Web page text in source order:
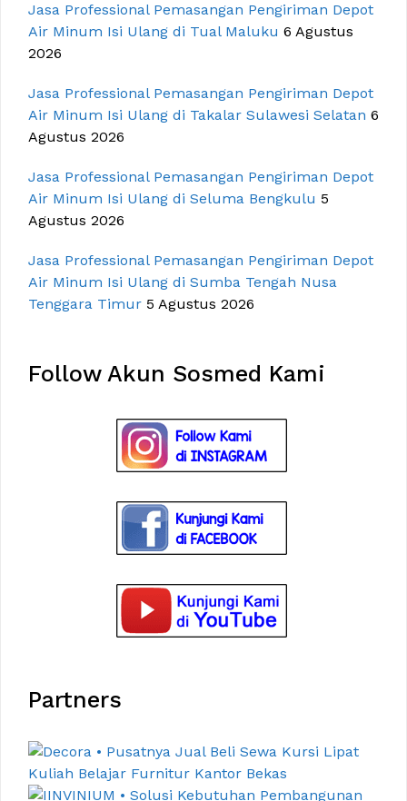
Jasa Professional Pemasangan Pengiriman Depot
Air Minum Isi Ulang di Tual Maluku 6 Agustus
2026
Jasa Professional Pemasangan Pengiriman Depot
Air Minum Isi Ulang di Takalar Sulawesi Selatan 6
Agustus 2026
Jasa Professional Pemasangan Pengiriman Depot
Air Minum Isi Ulang di Seluma Bengkulu 5
Agustus 2026
Jasa Professional Pemasangan Pengiriman Depot
Air Minum Isi Ulang di Sumba Tengah Nusa
Tenggara Timur 5 Agustus 2026
Follow Akun Sosmed Kami
Partners